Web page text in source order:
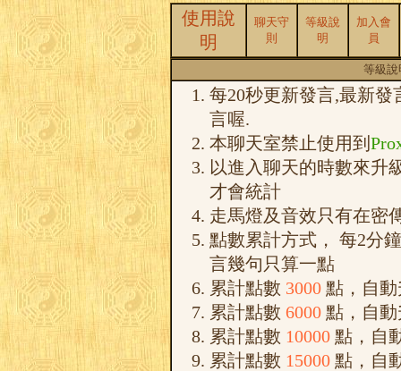
使用說
明
聊天守
則
等級說
明
加入會
員
等級說
每20秒更新發言,最新發
言喔.
本聊天室禁止使用到
以進入聊天的時數來升
才會統計
走馬燈及音效只有在密
點數累計方式， 每2分
言幾句只算一點
累計點數 3000 點，自
累計點數 6000 點，自
累計點數 10000 點，自
累計點數 15000 點，自